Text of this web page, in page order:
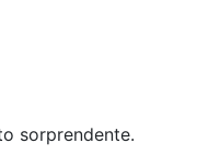
sorprendente.